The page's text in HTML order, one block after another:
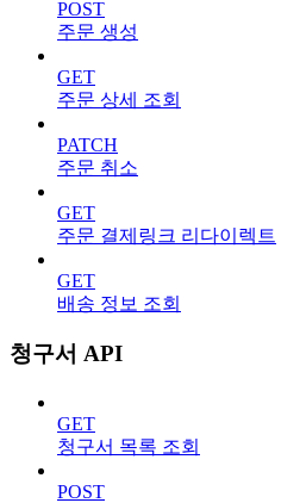
POST
주문 생성
GET
주문 상세 조회
PATCH
주문 취소
GET
주문 결제링크 리다이렉트
GET
배송 정보 조회
청구서 API
GET
청구서 목록 조회
POST